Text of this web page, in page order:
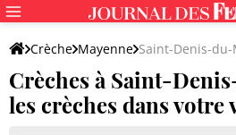
Crèche Mayenne Saint-Denis-du-
Crèches à Saint-
les crèches dans votre